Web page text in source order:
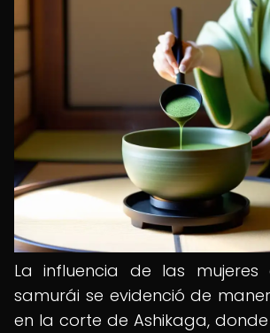
La influencia de las
samurái se evidenció de
en la corte de Ashikaga,